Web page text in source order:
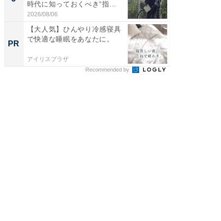
時代に知っておくべき“指...
2026/08/06
PR
【大人気】ひんやり冷感寝具
で快適な睡眠をあなたに。
アイリスプラザ
Recommended by